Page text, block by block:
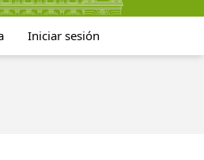
Iniciar sesión